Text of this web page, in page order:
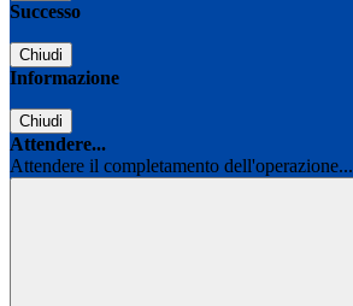
Successo
Chiudi
Informazione
Chiudi
Attendere...
Attendere il completamento dell'operazione...